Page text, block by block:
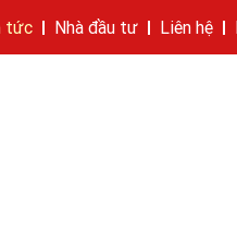
tức Nhà đầu tư Liên hệ